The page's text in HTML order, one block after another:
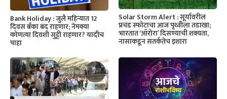
Bank Holiday : जुलै महिन्यात 12
दिवस बँका बंद राहणार; नेमक्या
कोणत्या दिवशी सुट्टी राहणार? यादीच
पाहा
Solar Storm Alert : सूर्यावरील
प्रचंड स्फोटाचा आज पृथ्वीला तडाखा;
भारतात ‘ऑरोरा’ दिसण्याची शक्यता,
नासाकडून सतर्कतेच इशारा